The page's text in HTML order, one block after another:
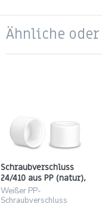
Ähnliche oder
Schraubverschluss
24/410 aus PP (natur),
Drück-Dreh, Höhe 17.9
mm
Weißer PP-
Schraubverschluss